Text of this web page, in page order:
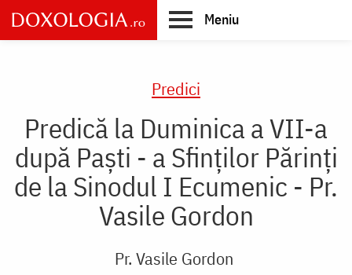
Skip
to
main
Meniu
Predici
Predică la Duminica a VII-a
după Paşti - a Sfinţilor Părinţi
de la Sinodul I Ecumenic - Pr.
Vasile Gordon
Pr. Vasile Gordon